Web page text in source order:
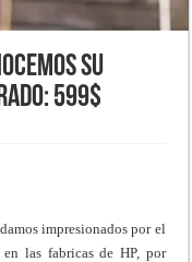
su
599$
impresionados por el
las fabricas de HP, por